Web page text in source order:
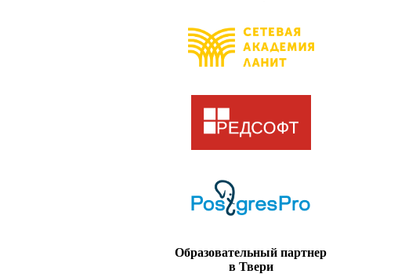
Образовательный партнер
в Твери